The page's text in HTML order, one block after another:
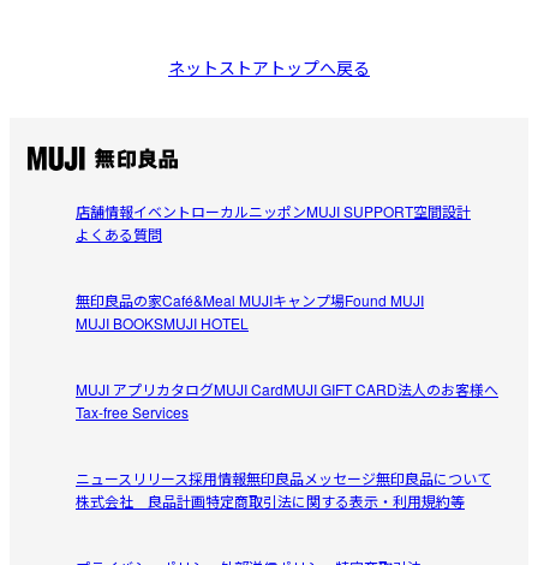
ネットストアトップへ戻る
店舗情報イベントローカルニッポンMUJI SUPPORT空間設計
よくある質問
無印良品の家Café&Meal MUJIキャンプ場Found MUJI
MUJI BOOKSMUJI HOTEL
MUJI アプリカタログMUJI CardMUJI GIFT CARD法人のお客様へ
Tax-free Services
ニュースリリース採用情報無印良品メッセージ無印良品について
株式会社 良品計画特定商取引法に関する表示・利用規約等